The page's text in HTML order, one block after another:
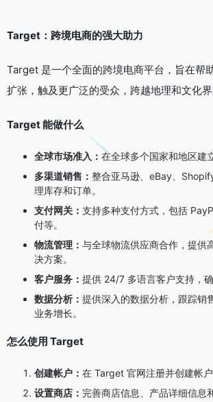
Target：跨境电商的强大助力
Target 是一个全面的跨境电商平台，旨在帮
扩张，触及更广泛的受众，跨越地理和文化界
Target 能做什么
全球市场准入： 在全球多个国家和地区建
多渠道销售： 整合亚马逊、eBay、
理库存和订单。
支付网关： 支持多种支付方式，包括
付等。
物流管理： 与全球物流供应商合作，提供
决方案。
客户服务： 提供 24/7 多语言客户支持，
数据分析： 提供深入的数据分析，跟踪销
业务增长。
怎么使用 Target
创建帐户： 在 Target 官网注册并创建帐户
设置商店： 完善商店信息、产品详细信息